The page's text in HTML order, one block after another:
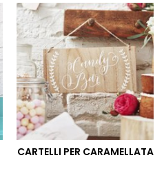
CARTELLI PER CARAMELLATA